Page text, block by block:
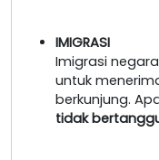
IMIGRASI
Imigrasi
untuk
berkunjung.
tidak